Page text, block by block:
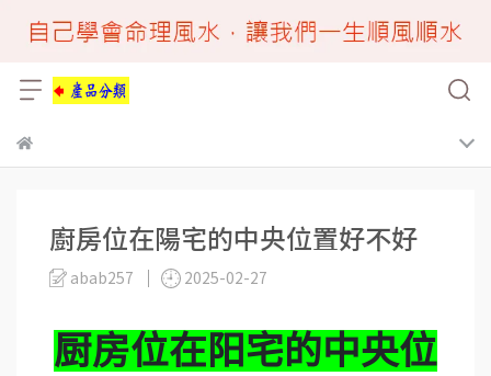
廚房位在陽宅的中央位置好不好
abab257 2025-02-27
厨房位在阳宅的中央位